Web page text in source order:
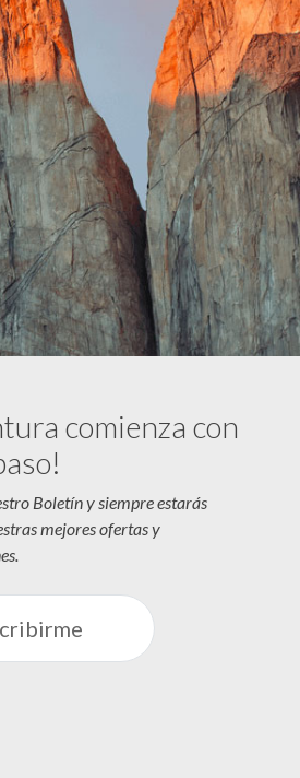
comienza con
Boletín y siempre estarás
mejores ofertas y